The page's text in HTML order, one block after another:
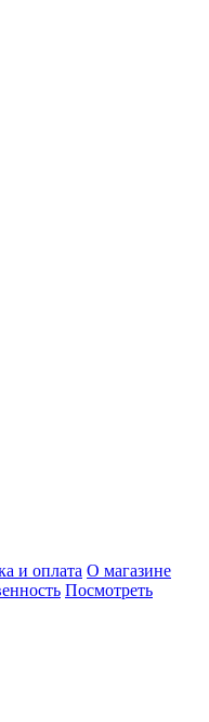
и оплата О магазине
Посмотреть